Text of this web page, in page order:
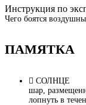
Инструкция по
Чего боятся
ПАМЯТКА
СОЛНЦЕ
шар,
лопнуть в